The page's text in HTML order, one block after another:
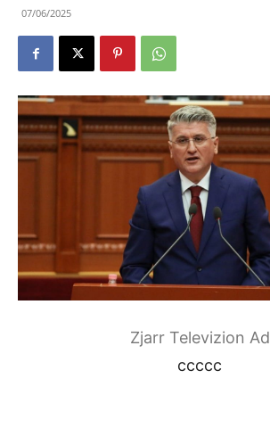
07/06/2025
Zjarr Televizion Ad
ccccc